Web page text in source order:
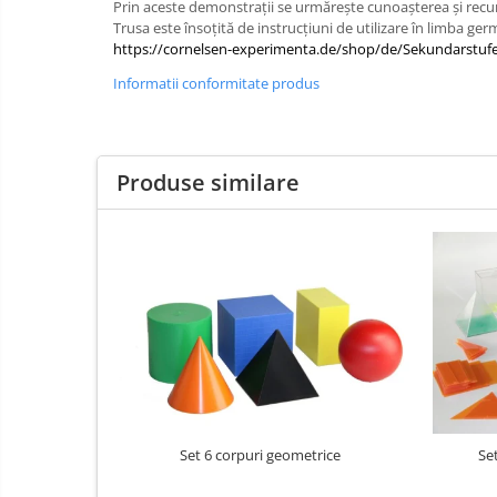
Accesorii/Standuri
IT
Videoproiectoare
Videoproiectoare
Ecrane Proiectie
Laptopuri si Accesorii
Conectivitate si Accesorii
Invatamant
Prin aceste demonstrații se urmărește cunoașterea și
Trusa este însoțită de instrucțiuni de utilizare în limba
https://cornelsen-experimenta.de/shop/de/
Informatii conformitate produs
Produse similare
Set 6 corpuri geometrice